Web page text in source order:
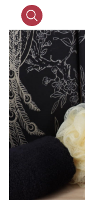
Media
Gallery